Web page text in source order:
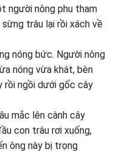
người nông phu tham
trâu lại rồi xách về
nóng bức. Người nông
nóng vừa khát, bèn
rồi ngồi dưới gốc cây
mắc lên cành cây
con trâu rơi xuống,
ông này bị trọng